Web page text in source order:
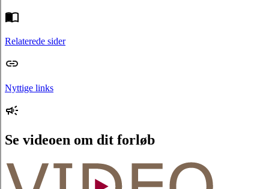
Relaterede sider
Nyttige links
Se videoen om dit forløb